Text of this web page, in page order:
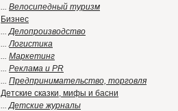
... Велосипедный туризм
Бизнес
...Делопроизводство
...Логистика
... Маркетинг
... Реклама и PR
... Предпринимательство, торговля
Детские сказки, мифы и басни
...Детские журналы